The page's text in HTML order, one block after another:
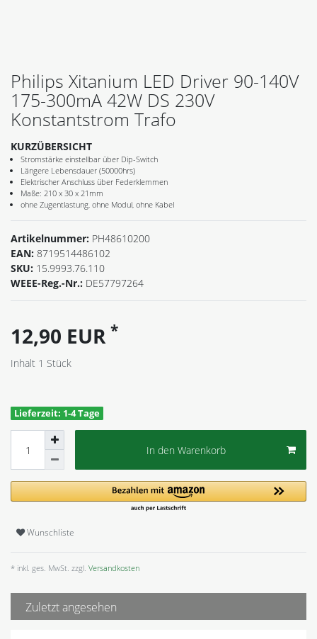
Philips Xitanium LED Driver 90-140V
175-300mA 42W DS 230V
Konstantstrom Trafo
KURZÜBERSICHT
Stromstärke einstellbar über Dip-Switch
Längere Lebensdauer (50000hrs)
Elektrischer Anschluss über Federklemmen
Maße: 210 x 30 x 21mm
ohne Zugentlastung, ohne Modul, ohne Kabel
Artikelnummer: PH48610200
EAN: 8719514486102
SKU: 15.9993.76.110
WEEE-Reg.-Nr.: DE57797264
12,90 EUR *
Inhalt 1 Stück
Lieferzeit: 1-4 Tage
In den Warenkorb
Wunschliste
* inkl. ges. MwSt. zzgl. Versandkosten
Zuletzt angesehen